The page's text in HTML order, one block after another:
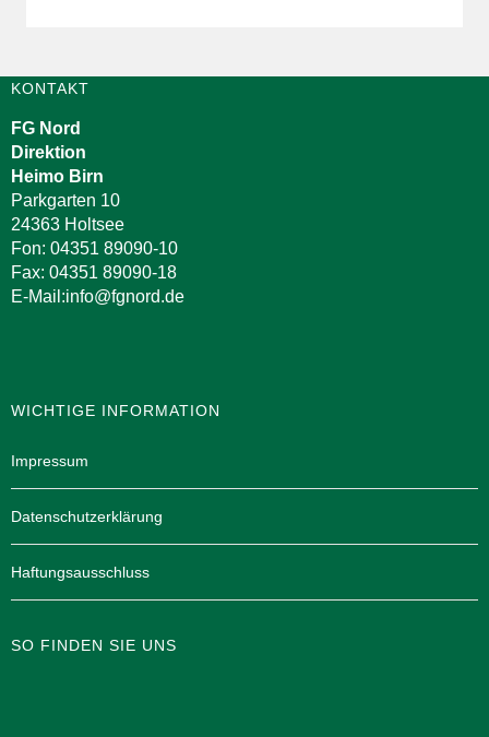
KONTAKT
FG Nord
Direktion
Heimo Birn
Parkgarten 10
24363 Holtsee
Fon: 04351 89090-10
Fax: 04351 89090-18
E-Mail:info@fgnord.de
WICHTIGE INFORMATION
Impressum
Datenschutzerklärung
Haftungsausschluss
SO FINDEN SIE UNS